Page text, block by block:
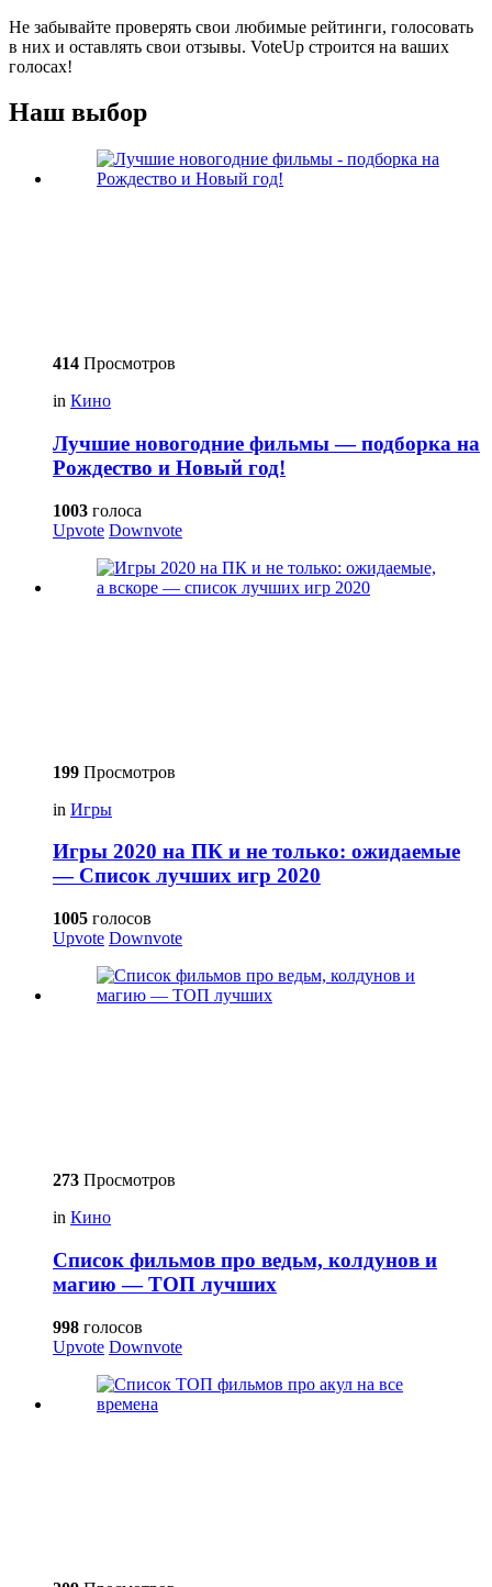
Не забывайте проверять свои любимые рейтинги, голосовать
в них и оставлять свои отзывы. VoteUp строится на ваших
голосах!
Наш выбор
414 Просмотров
in Кино
Лучшие новогодние фильмы — подборка на
Рождество и Новый год!
1003 голоса
Upvote Downvote
199 Просмотров
in Игры
Игры 2020 на ПК и не только: ожидаемые
— Список лучших игр 2020
1005 голосов
Upvote Downvote
273 Просмотров
in Кино
Список фильмов про ведьм, колдунов и
магию — ТОП лучших
998 голосов
Upvote Downvote